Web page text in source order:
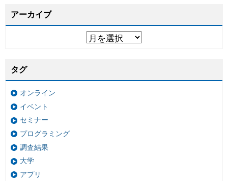
アーカイブ
タグ
オンライン
イベント
セミナー
プログラミング
調査結果
大学
アプリ